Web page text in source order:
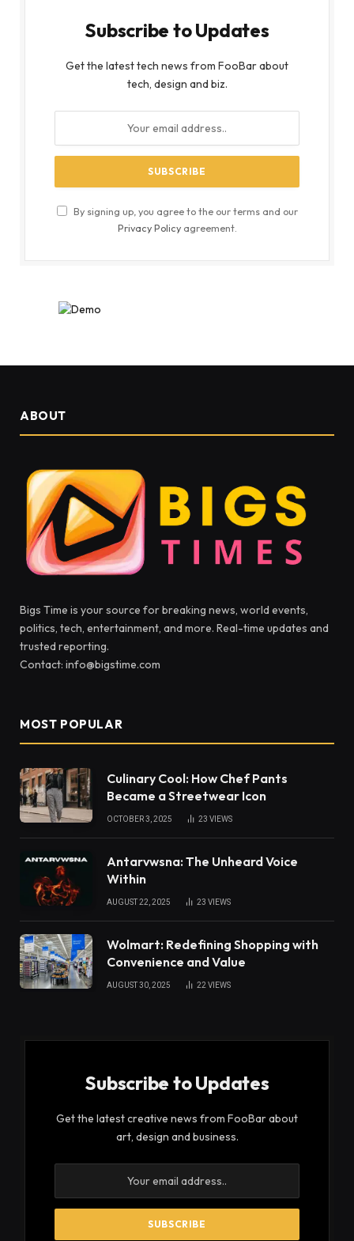
Subscribe to Updates
Get the latest tech news from FooBar about
tech, design and biz.
By signing up, you agree to the our terms and our
Privacy Policyagreement.
ABOUT
Bigs Time is your source for breaking news, world events,
politics, tech, entertainment, and more. Real-time updates and
trusted reporting.
Contact: info@bigstime.com
MOST POPULAR
Culinary Cool: How Chef Pants
Became a Streetwear Icon
OCTOBER 3, 2025 23 VIEWS
Antarvwsna: The Unheard Voice
Within
AUGUST 22, 2025 23 VIEWS
Wolmart: Redefining Shopping with
Convenience and Value
AUGUST 30, 2025 22 VIEWS
Subscribe to Updates
Get the latest creative news from FooBar about
art, design and business.